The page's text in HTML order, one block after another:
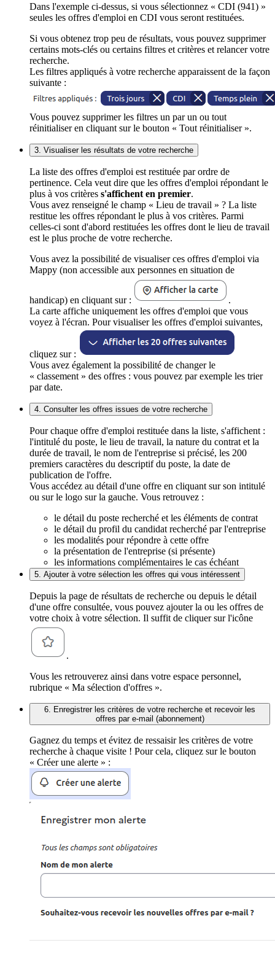
Dans l'exemple ci-dessus, si vous sélectionnez « CDI (941) »
seules les offres d'emploi en CDI vous seront restituées.
Si vous obtenez trop peu de résultats, vous pouvez supprimer
certains mots-clés ou certains filtres et critères et relancer votre
recherche.
Les filtres appliqués à votre recherche apparaissent de la façon
suivante :
Vous pouvez supprimer les filtres un par un ou tout
réinitialiser en cliquant sur le bouton « Tout réinitialiser ».
3. Visualiser les résultats de votre recherche
La liste des offres d'emploi est restituée par ordre de
pertinence. Cela veut dire que les offres d'emploi répondant le
plus à vos critères s'affichent en premier.
Vous avez renseigné le champ « Lieu de travail » ? La liste
restitue les offres répondant le plus à vos critères. Parmi
celles-ci sont d'abord restituées les offres dont le lieu de travail
est le plus proche de votre recherche.
Vous avez la possibilité de visualiser ces offres d'emploi via
Mappy (non accessible aux personnes en situation de
handicap) en cliquant sur :
.
La carte affiche uniquement les offres d'emploi que vous
voyez à l'écran. Pour visualiser les offres d'emploi suivantes,
cliquez sur :
Vous avez également la possibilité de changer le
« classement » des offres : vous pouvez par exemple les trier
par date.
4. Consulter les offres issues de votre recherche
Pour chaque offre d'emploi restituée dans la liste, s'affichent :
l'intitulé du poste, le lieu de travail, la nature du contrat et la
durée de travail, le nom de l'entreprise si précisé, les 200
premiers caractères du descriptif du poste, la date de
publication de l'offre.
Vous accédez au détail d'une offre en cliquant sur son intitulé
ou sur le logo sur la gauche. Vous retrouvez :
le détail du poste recherché et les éléments de contrat
le détail du profil du candidat recherché par l'entreprise
les modalités pour répondre à cette offre
la présentation de l'entreprise (si présente)
les informations complémentaires le cas échéant
5. Ajouter à votre sélection les offres qui vous intéressent
Depuis la page de résultats de recherche ou depuis le détail
d'une offre consultée, vous pouvez ajouter la ou les offres de
votre choix à votre sélection. Il suffit de cliquer sur l'icône
.
Vous les retrouverez ainsi dans votre espace personnel,
rubrique « Ma sélection d'offres ».
6. Enregistrer les critères de votre recherche et recevoir les
offres par e-mail (abonnement)
Gagnez du temps et évitez de ressaisir les critères de votre
recherche à chaque visite ! Pour cela, cliquez sur le bouton
« Créer une alerte » :